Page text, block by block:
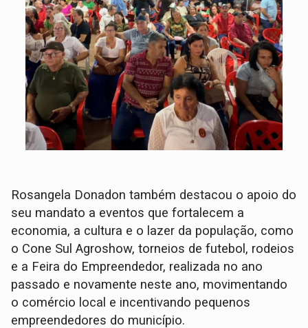
Rosangela Donadon também destacou o apoio do
seu mandato a eventos que fortalecem a
economia, a cultura e o lazer da população, como
o Cone Sul Agroshow, torneios de futebol, rodeios
e a Feira do Empreendedor, realizada no ano
passado e novamente neste ano, movimentando
o comércio local e incentivando pequenos
empreendedores do município.